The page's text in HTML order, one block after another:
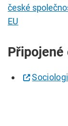
české
EU
Připojené